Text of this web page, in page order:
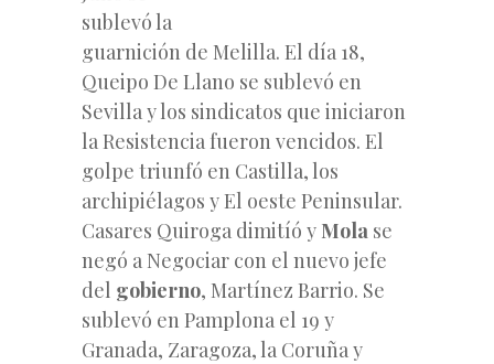
sublevó la
guarnición de Melilla. El día 18,
Queipo De Llano se sublevó en
Sevilla y los sindicatos que iniciaron
la Resistencia fueron vencidos. El
golpe triunfó en Castilla, los
archipiélagos y El oeste Peninsular.
Casares Quiroga dimitíó y Mola se
negó a Negociar con el nuevo jefe
del gobierno, Martínez Barrio. Se
sublevó en Pamplona el 19 y
Granada, Zaragoza, la Coruña y